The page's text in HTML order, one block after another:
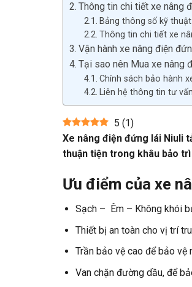
Thông tin chi tiết xe nâng
Bảng thông số kỹ
Thông tin chi tiết xe
Vận hành xe nâng điện
Tại sao nên Mua xe nâng
Chính sách bảo hành
Liên hệ thông tin tư
5 (1)
Xe nâng điện đứng lái Niuli
thuận tiện trong khâu bảo
Ưu điểm của xe
Sạch – Êm – Không khói
Thiết bị an toàn cho vị trí
Trần bảo vệ cao để bảo vệ
Van chặn đường dầu, để